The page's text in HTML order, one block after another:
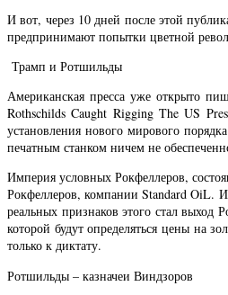
И вот, через 10 дней после этой
предпринимают попытки цветной
Трамп и Ротшильды
Американская пресса уже открыто
Rothschilds Caught Rigging The US
установления нового мирового
печатным станком ничем не
Империя условных Рокфеллеров,
Рокфеллеров, компании Standard OiL.
реальных признаков этого стал выход
которой будут определяться цены на
только к диктату.
Ротшильды – казначеи Виндзоров